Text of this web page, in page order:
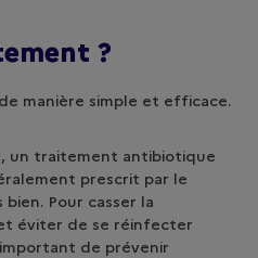
?
manière simple et efficace.
un traitement antibiotique
prescrit par le
Pour casser la
éviter de se réinfecter
de prévenir